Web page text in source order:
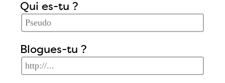
Qui es-tu ?
Blogues-tu ?